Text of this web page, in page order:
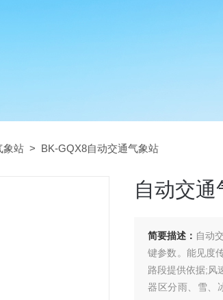
象站 > BK-GQX8自动交通气象站
自动交通
简要描述： 自动
键参数。能见度
路段提供依据;风
器区分雨、雪、